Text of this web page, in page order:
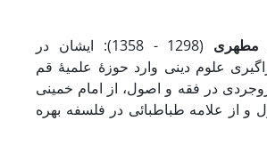
مطهری
(1298 - 1358): ایشان در
علوم دینی وارد حوزۀ علمیۀ قم
در فقه و اصول، از امام خمینی
و از علامه طباطبائی در فلسفه بهره